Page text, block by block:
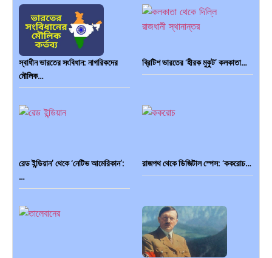
স্বাধীন ভারতের সংবিধান: নাগরিকদের
মৌলিক…
ব্রিটিশ ভারতের ‘হীরক মুকুট’ কলকাতা…
রেড ইন্ডিয়ান’ থেকে ‘নেটিভ আমেরিকান’:
…
রাজপথ থেকে ডিজিটাল স্পেস: ‘ককরোচ…